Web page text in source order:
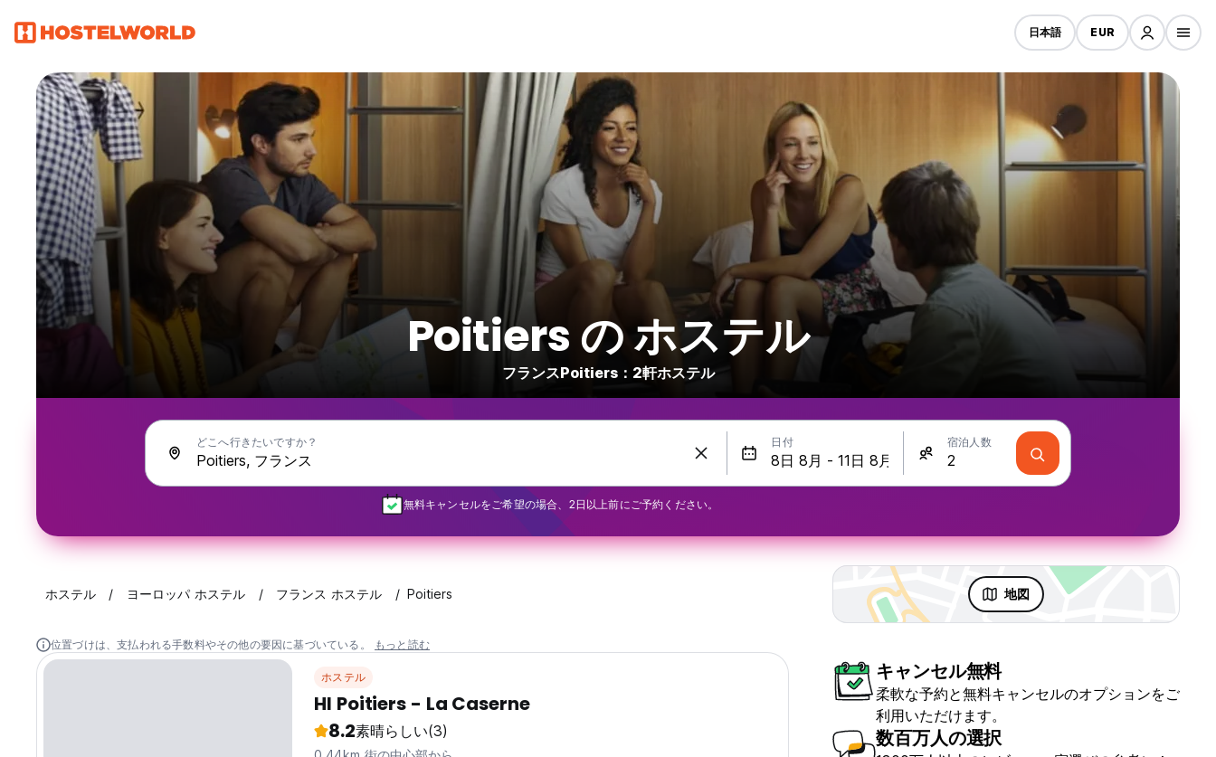
日本語 EUR
Poitiers の ホステル
フランスPoitiers：2軒ホステル
どこへ行きたいですか？ 日付 宿泊人数
無料キャンセルをご希望の場合、2日以上前にご予約ください。
ホステル ヨーロッパ ホステル フランス ホステル Poitiers 地図
位置づけは、支払われる手数料やその他の要因に基づいている。 もっと読む
ホステル
HI Poitiers - La Caserne
8.2素晴らしい(3)
キャンセル無料
柔軟な予約と無料キャンセルのオプションをご
利用いただけます。
数百万人の選択